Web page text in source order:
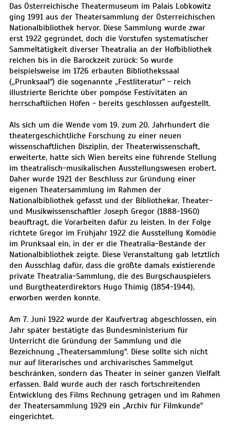
Das Österreichische Theatermuseum im Palais Lobkowitz
ging 1991 aus der Theatersammlung der Österreichischen
Nationalbibliothek hervor. Diese Sammlung wurde zwar
erst 1922 gegründet, doch die Vorstufen systematischer
Sammeltätigkeit diverser Theatralia an der Hofbibliothek
reichen bis in die Barockzeit zurück: So wurde
beispielsweise im 1726 erbauten Bibliothekssaal
(„Prunksaal") die sogenannte „Festliteratur" - reich
illustrierte Berichte über pompöse Festivitäten an
herrschaftlichen Höfen - bereits geschlossen aufgestellt.
Als sich um die Wende vom 19. zum 20. Jahrhundert die
theatergeschichtliche Forschung zu einer neuen
wissenschaftlichen Disziplin, der Theaterwissenschaft,
erweiterte, hatte sich Wien bereits eine führende Stellung
im theatralisch-musikalischen Ausstellungswesen erobert.
Daher wurde 1921 der Beschluss zur Gründung einer
eigenen Theatersammlung im Rahmen der
Nationalbibliothek gefasst und der Bibliothekar, Theater-
und Musikwissenschaftler Joseph Gregor (1888-1960)
beauftragt, die Vorarbeiten dafür zu leisten. In der Folge
richtete Gregor im Frühjahr 1922 die Ausstellung Komödie
im Prunksaal ein, in der er die Theatralia-Bestände der
Nationalbibliothek zeigte. Diese Veranstaltung gab letztlich
den Ausschlag dafür, dass die größte damals existierende
private Theatralia-Sammlung, die des Burgschauspielers
und Burgtheaterdirektors Hugo Thimig (1854-1944),
erworben werden konnte.
Am 7. Juni 1922 wurde der Kaufvertrag abgeschlossen, ein
Jahr später bestätigte das Bundesministerium für
Unterricht die Gründung der Sammlung und die
Bezeichnung „Theatersammlung". Diese sollte sich nicht
nur auf literarisches und archivarisches Sammelgut
beschränken, sondern das Theater in seiner ganzen Vielfalt
erfassen. Bald wurde auch der rasch fortschreitenden
Entwicklung des Films Rechnung getragen und im Rahmen
der Theatersammlung 1929 ein „Archiv für Filmkunde"
eingerichtet.